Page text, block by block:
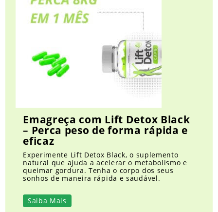
Emagreça com Lift Detox Black
– Perca peso de forma rápida e
eficaz
Experimente Lift Detox Black, o suplemento
natural que ajuda a acelerar o metabolismo e
queimar gordura. Tenha o corpo dos seus
sonhos de maneira rápida e saudável.
Saiba Mais